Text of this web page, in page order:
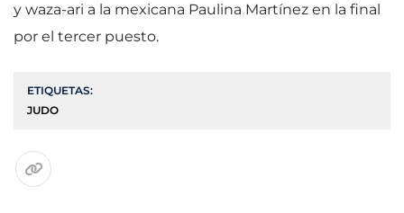
y waza-ari a la mexicana Paulina Martínez en la final
por el tercer puesto.
ETIQUETAS:
JUDO